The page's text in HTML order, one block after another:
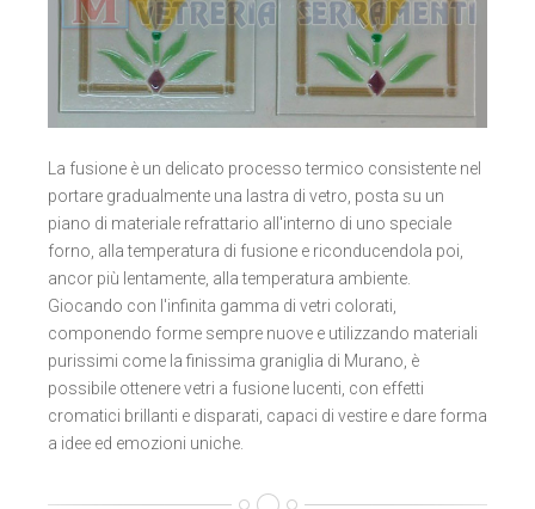
La fusione è un delicato processo termico consistente nel
portare gradualmente una lastra di vetro, posta su un
piano di materiale refrattario all'interno di uno speciale
forno, alla temperatura di fusione e riconducendola poi,
ancor più lentamente, alla temperatura ambiente.
Giocando con l'infinita gamma di vetri colorati,
componendo forme sempre nuove e utilizzando materiali
purissimi come la finissima graniglia di Murano, è
possibile ottenere vetri a fusione lucenti, con effetti
cromatici brillanti e disparati, capaci di vestire e dare forma
a idee ed emozioni uniche.